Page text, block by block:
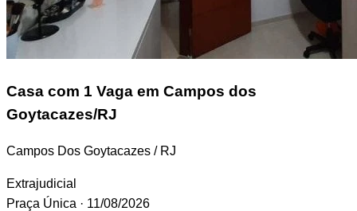
Casa com 1 Vaga em Campos dos
Goytacazes/RJ
Campos Dos Goytacazes / RJ
Extrajudicial
Praça Única · 11/08/2026